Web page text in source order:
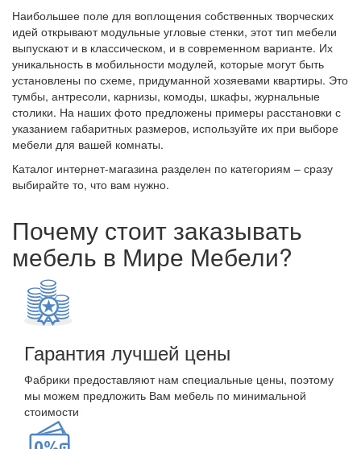
Наибольшее поле для воплощения собственных творческих
идей открывают модульные угловые стенки, этот тип мебели
выпускают и в классическом, и в современном варианте. Их
уникальность в мобильности модулей, которые могут быть
установлены по схеме, придуманной хозяевами квартиры. Это
тумбы, антресоли, карнизы, комоды, шкафы, журнальные
столики. На наших фото предложены примеры расстановки с
указанием габаритных размеров, используйте их при выборе
мебели для вашей комнаты.
Каталог интернет-магазина разделен по категориям – сразу
выбирайте то, что вам нужно.
Почему стоит заказывать
мебель в Мире Мебели?
Гарантия лучшей цены
Фабрики предоставляют нам специальные цены, поэтому
мы можем предложить Вам мебель по минимальной
стоимости